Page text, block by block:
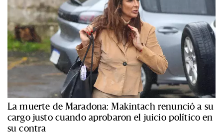
La muerte de Maradona: Makintach renunció a su
cargo justo cuando aprobaron el juicio político en
su contra